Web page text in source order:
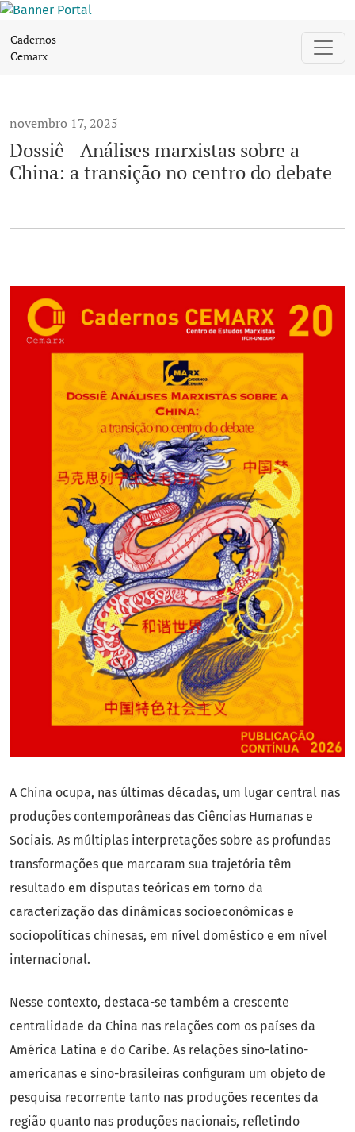
Cadernos
Cemarx
novembro 17, 2025
Dossiê - Análises marxistas sobre a
China: a transição no centro do debate
A China ocupa, nas últimas décadas, um lugar central nas
produções contemporâneas das Ciências Humanas e
Sociais. As múltiplas interpretações sobre as profundas
transformações que marcaram sua trajetória têm
resultado em disputas teóricas em torno da
caracterização das dinâmicas socioeconômicas e
sociopolíticas chinesas, em nível doméstico e em nível
internacional.
Nesse contexto, destaca-se também a crescente
centralidade da China nas relações com os países da
América Latina e do Caribe. As relações sino-latino-
americanas e sino-brasileiras configuram um objeto de
pesquisa recorrente tanto nas produções recentes da
região quanto nas produções nacionais, refletindo